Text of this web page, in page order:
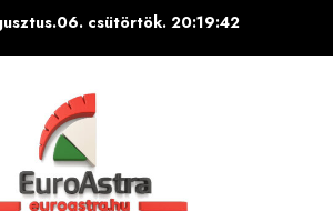
csütörtök.20:19:44